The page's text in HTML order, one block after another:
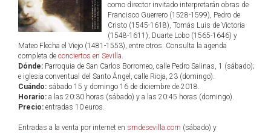
como director invitado interpretarán obras de
Francisco Guerrero (1528-1599), Pedro de
Cristo (1545-1618), Tomás Luis de Victoria
(1548-1611), Duarte Lobo (1565-1646) y
Mateo Flecha el Viejo (1481-1553), entre otros. Consulta la agenda
completa de conciertos en Sevilla.
Dónde: Parroquia de San Carlos Borromeo, calle Pedro Salinas, 1 (sábado);
e iglesia conventual del Santo Ángel, calle Rioja, 23 (domingo).
Cuándo: sábado 15 y domingo 16 de diciembre de 2018.
Horario: a las 20:30 horas (sábado) y a las 20:45 horas (domingo).
Precio: entradas 10 euros.
Entradas a la venta por internet en smdesevilla.com (sábado) y